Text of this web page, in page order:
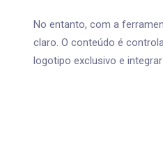
No entanto, com a
claro. O conteúdo é
logotipo exclusivo e